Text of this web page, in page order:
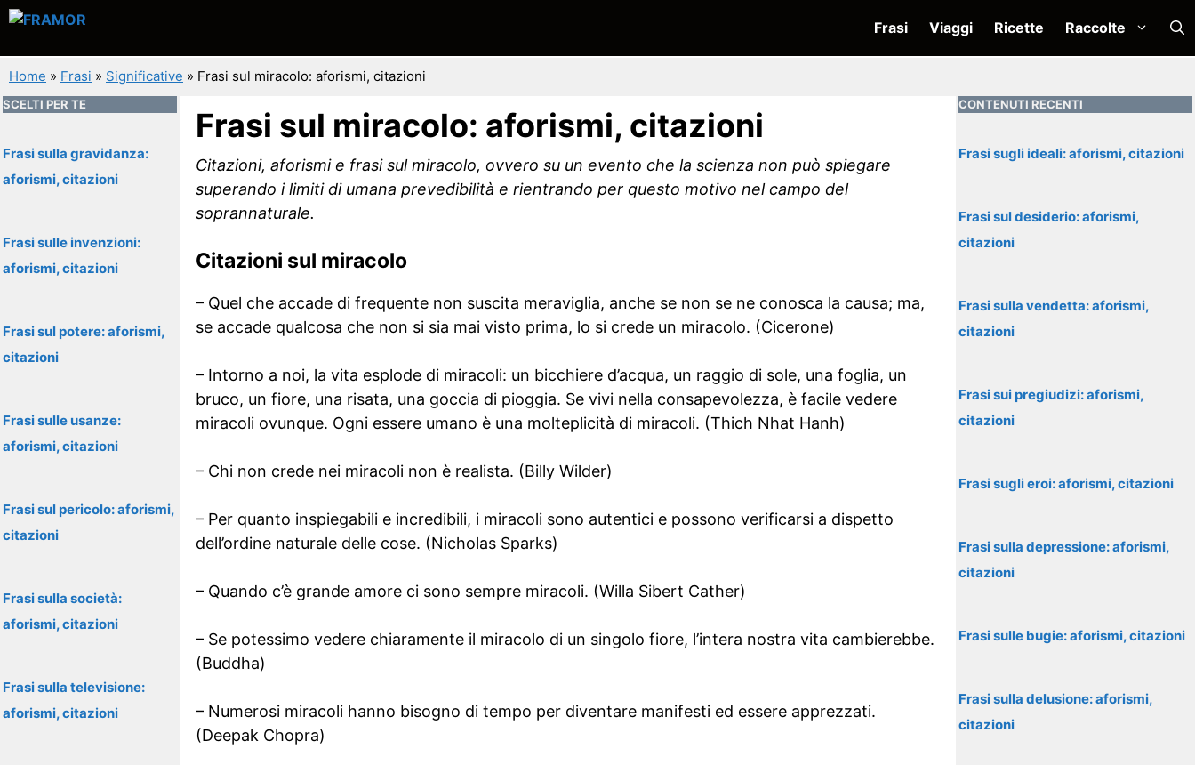
Vai
contenuto
Frasi Viaggi Ricette Raccolte
Home » Frasi » Significative » Frasi sul miracolo: aforismi, citazioni
Frasi sul miracolo: aforismi, citazioni
Citazioni, aforismi e frasi sul miracolo, ovvero su un evento che la scienza non può spiegare
superando i limiti di umana prevedibilità e rientrando per questo motivo nel campo del
soprannaturale.
Citazioni sul miracolo
– Quel che accade di frequente non suscita meraviglia, anche se non se ne conosca la causa; ma,
se accade qualcosa che non si sia mai visto prima, lo si crede un miracolo. (Cicerone)
– Intorno a noi, la vita esplode di miracoli: un bicchiere d’acqua, un raggio di sole, una foglia, un
bruco, un fiore, una risata, una goccia di pioggia. Se vivi nella consapevolezza, è facile vedere
miracoli ovunque. Ogni essere umano è una molteplicità di miracoli. (Thich Nhat Hanh)
– Chi non crede nei miracoli non è realista. (Billy Wilder)
– Per quanto inspiegabili e incredibili, i miracoli sono autentici e possono verificarsi a dispetto
dell’ordine naturale delle cose. (Nicholas Sparks)
– Quando c’è grande amore ci sono sempre miracoli. (Willa Sibert Cather)
– Se potessimo vedere chiaramente il miracolo di un singolo fiore, l’intera nostra vita cambierebbe.
(Buddha)
– Numerosi miracoli hanno bisogno di tempo per diventare manifesti ed essere apprezzati.
(Deepak Chopra)
SCELTI PER TE
Frasi sulla gravidanza:
aforismi, citazioni
Frasi sulle invenzioni:
aforismi, citazioni
Frasi sul potere: aforismi,
citazioni
Frasi sulle usanze:
aforismi, citazioni
Frasi sul pericolo: aforismi,
citazioni
Frasi sulla società:
aforismi, citazioni
Frasi sulla televisione:
aforismi, citazioni
CONTENUTI RECENTI
Frasi sugli ideali: aforismi, citazioni
Frasi sul desiderio: aforismi,
citazioni
Frasi sulla vendetta: aforismi,
citazioni
Frasi sui pregiudizi: aforismi,
citazioni
Frasi sugli eroi: aforismi, citazioni
Frasi sulla depressione: aforismi,
citazioni
Frasi sulle bugie: aforismi, citazioni
Frasi sulla delusione: aforismi,
citazioni